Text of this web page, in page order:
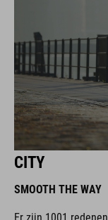
CITY
SMOOTH THE WAY